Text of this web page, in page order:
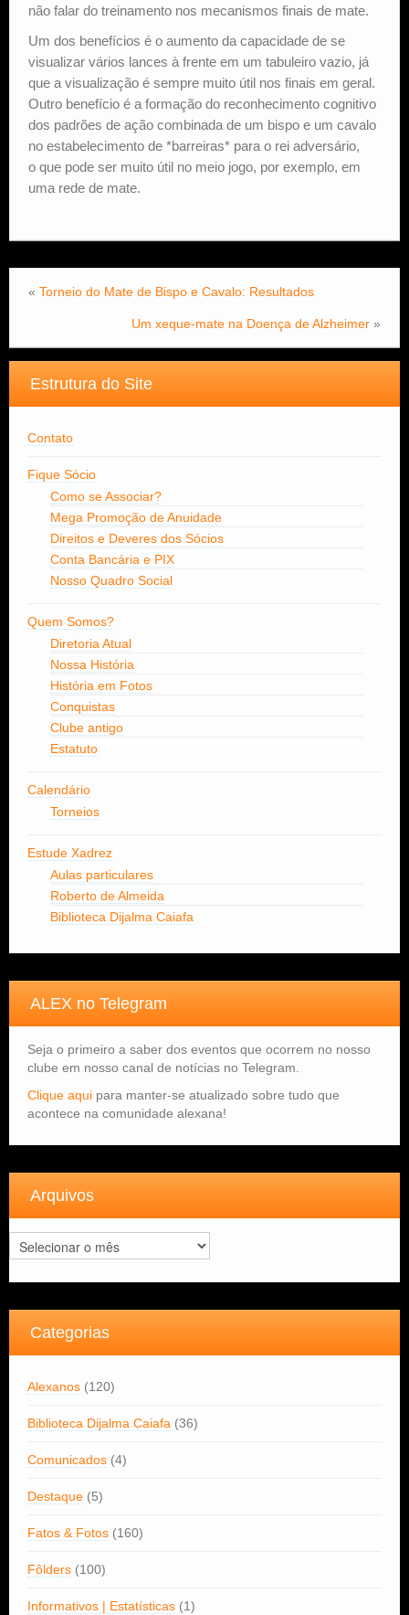
não falar do treinamento nos mecanismos finais de mate.
Um dos benefícios é o aumento da capacidade de se
visualizar vários lances à frente em um tabuleiro vazio, já
que a visualização é sempre muito útil nos finais em geral.
Outro benefício é a formação do reconhecimento cognitivo
dos padrões de ação combinada de um bispo e um cavalo
no estabelecimento de *barreiras* para o rei adversário,
o que pode ser muito útil no meio jogo, por exemplo, em
uma rede de mate.
« Torneio do Mate de Bispo e Cavalo: Resultados
Um xeque-mate na Doença de Alzheimer »
Estrutura do Site
Contato
Fique Sócio
Como se Associar?
Mega Promoção de Anuidade
Direitos e Deveres dos Sócios
Conta Bancária e PIX
Nosso Quadro Social
Quem Somos?
Diretoria Atual
Nossa História
História em Fotos
Conquistas
Clube antigo
Estatuto
Calendário
Torneios
Estude Xadrez
Aulas particulares
Roberto de Almeida
Biblioteca Dijalma Caiafa
ALEX no Telegram
Seja o primeiro a saber dos eventos que ocorrem no nosso
clube em nosso canal de notícias no Telegram.
Clique aqui para manter-se atualizado sobre tudo que
acontece na comunidade alexana!
Arquivos
Arquivos
Categorias
Alexanos (120)
Biblioteca Dijalma Caiafa (36)
Comunicados (4)
Destaque (5)
Fatos & Fotos (160)
Fôlders (100)
Informativos | Estatísticas (1)